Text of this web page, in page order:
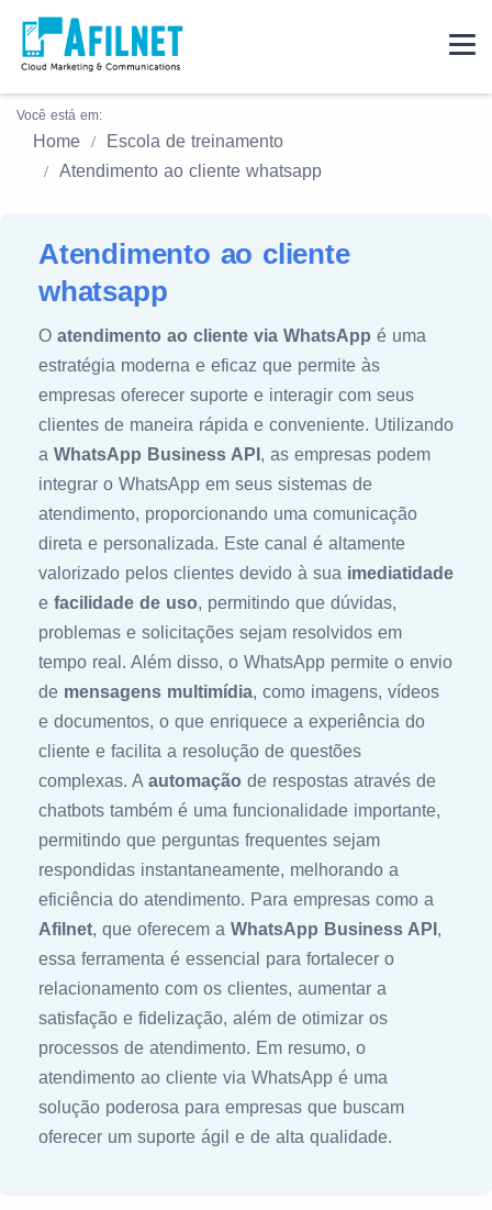
Você está em:
Home
Escola de treinamento
Atendimento ao cliente whatsapp
Atendimento ao cliente
whatsapp
O atendimento ao cliente via WhatsApp é uma
estratégia moderna e eficaz que permite às
empresas oferecer suporte e interagir com seus
clientes de maneira rápida e conveniente. Utilizando
a WhatsApp Business API , as empresas podem
integrar o WhatsApp em seus sistemas de
atendimento, proporcionando uma comunicação
direta e personalizada. Este canal é altamente
valorizado pelos clientes devido à sua imediatidade
e facilidade de uso, permitindo que dúvidas,
problemas e solicitações sejam resolvidos em
tempo real. Além disso, o WhatsApp permite o envio
de mensagens multimídia, como imagens, vídeos
e documentos, o que enriquece a experiência do
cliente e facilita a resolução de questões
complexas. A automação de respostas através de
chatbots também é uma funcionalidade importante,
permitindo que perguntas frequentes sejam
respondidas instantaneamente, melhorando a
eficiência do atendimento. Para empresas como a
Afilnet, que oferecem a WhatsApp Business API ,
essa ferramenta é essencial para fortalecer o
relacionamento com os clientes, aumentar a
satisfação e fidelização, além de otimizar os
processos de atendimento. Em resumo, o
atendimento ao cliente via WhatsApp é uma
solução poderosa para empresas que buscam
oferecer um suporte ágil e de alta qualidade.